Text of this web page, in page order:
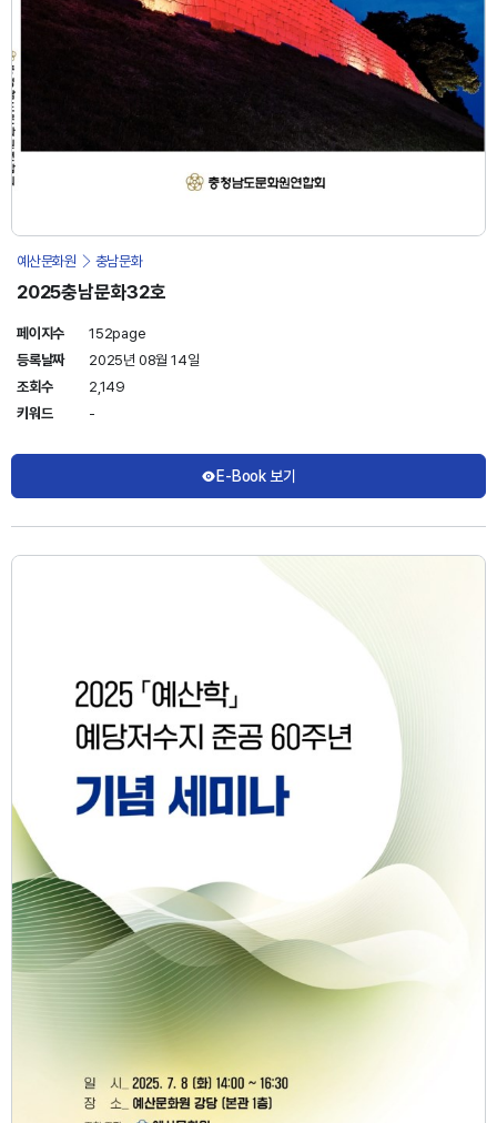
예산문화원 충남문화
2025충남문화32호
페이지수
152page
등록날짜
2025년 08월 14일
조회수
2,149
키워드
-
E-Book 보기